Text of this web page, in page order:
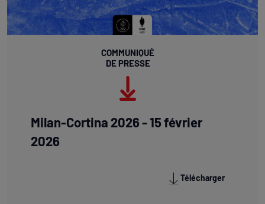
COMMUNIQUÉ
DE PRESSE
Milan-Cortina 2026 - 15 février
2026
Télécharger